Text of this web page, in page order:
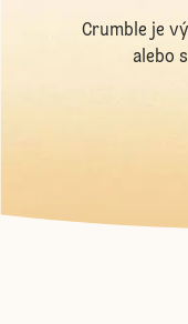
Crumble je
alebo